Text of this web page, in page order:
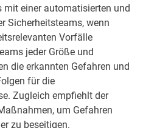
mit einer automatisierten und
Sicherheitsteams, wenn
Vorfälle
jeder Größe und
die erkannten Gefahren und
für die
Zugleich empfiehlt der
um Gefahren
zu beseitigen.